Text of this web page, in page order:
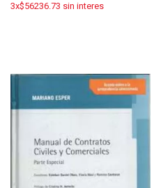
3x$56236.73 sin interes